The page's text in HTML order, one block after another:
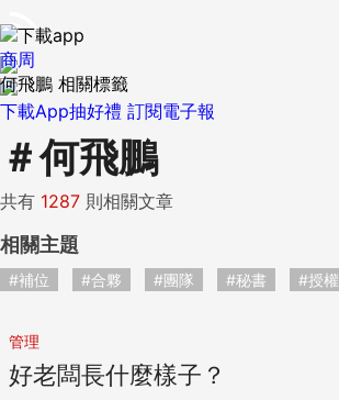
下載App抽好禮 訂閱電子報
商周
何飛鵬 相關標籤
＃何飛鵬
共有 1287 則相關文章
相關主題
#補位 #合夥 #團隊 #秘書 #授權
管理
好老闆長什麼樣子？